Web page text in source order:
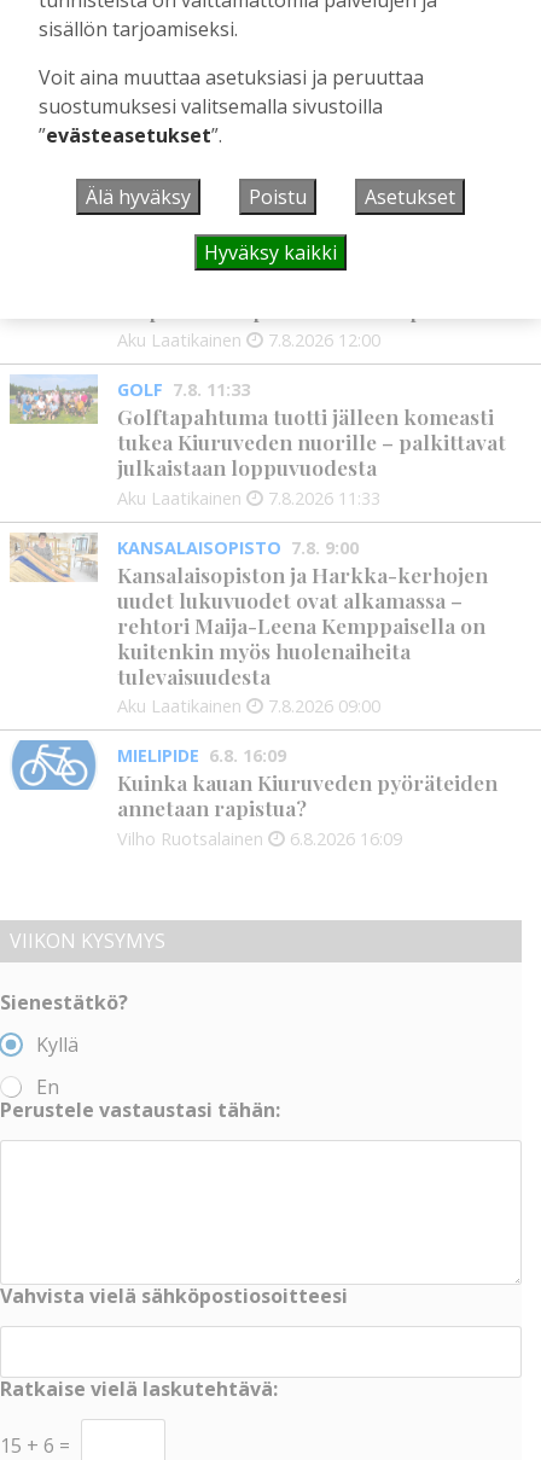
MIELIPIDE 7.8. 12:26
Terveisiä eduskuntaan
Vilho Ruotsalainen 7.8.2026 12:26
HYVINVOINTIALUE 7.8. 12:00
Kiuruvedelle ja Iisalmeen
Aku Laatikainen 7.8.2026 12:00
GOLF 7.8. 11:33
Golftapahtuma tuotti jälleen komeasti
tukea Kiuruveden nuorille – palkittavat
julkaistaan loppuvuodesta
Aku Laatikainen 7.8.2026 11:33
KANSALAISOPISTO 7.8. 9:00
Kansalaisopiston ja Harkka-kerhojen
uudet lukuvuodet ovat alkamassa –
rehtori Maija-Leena Kemppaisella on
kuitenkin myös huolenaiheita
tulevaisuudesta
Aku Laatikainen 7.8.2026 09:00
MIELIPIDE 6.8. 16:09
Kuinka kauan Kiuruveden pyöräteiden
annetaan rapistua?
Vilho Ruotsalainen 6.8.2026 16:09
VIIKON KYSYMYS
Sienestätkö?
Kyllä
En
Perustele vastaustasi tähän:
Vahvista vielä sähköpostiosoitteesi
Ratkaise vielä laskutehtävä:
15 + 6 =
sisällön tarjoamiseksi.
Voit aina muuttaa asetuksiasi ja peruuttaa
suostumuksesi valitsemalla sivustoilla
”evästeasetukset”.
Älä hyväksy Poistu Asetukset
Hyväksy kaikki